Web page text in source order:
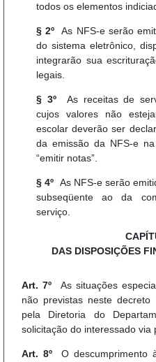
todos os elementos
§ 2ºAs NFS-e serão
do sistema eletrônico,
integrarão sua
legais.
§ 3º As receitas de
cujos valores não
escolar deverão ser
da emissão da NFS-e
“emitir notas”.
§ 4º As NFS-e serão
subseqüente ao da
serviço.
DAS DISPOSIÇÕES
Art. 7º As situações
não previstas neste
pela Diretoria do
solicitação do interessado via
Art. 8ºO descumprimento